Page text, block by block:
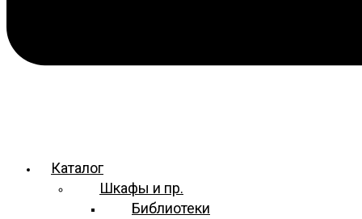
Каталог
Шкафы и пр.
Библиотеки